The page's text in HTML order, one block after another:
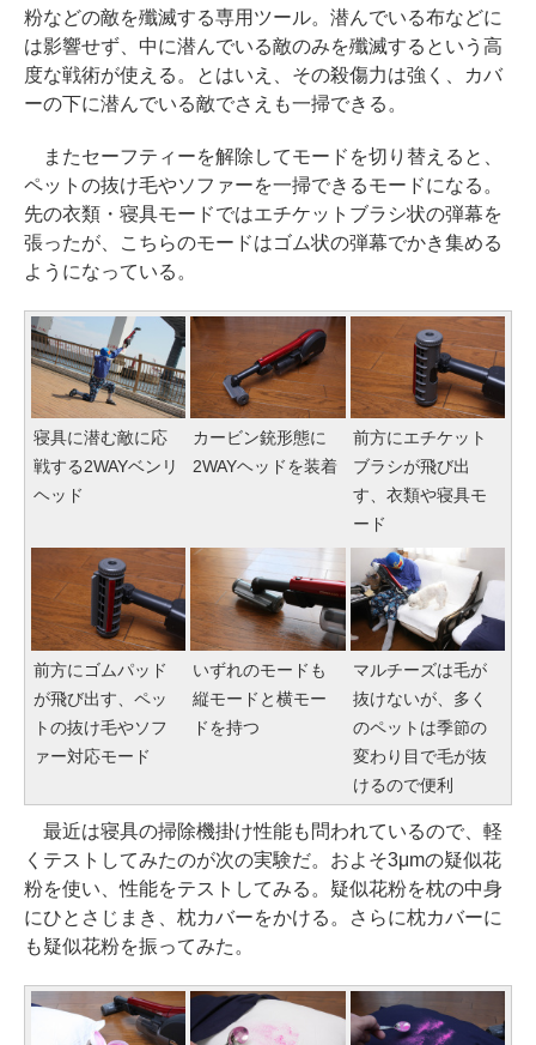
粉などの敵を殲滅する専用ツール。潜んでいる布などに
は影響せず、中に潜んでいる敵のみを殲滅するという高
度な戦術が使える。とはいえ、その殺傷力は強く、カバ
ーの下に潜んでいる敵でさえも一掃できる。
またセーフティーを解除してモードを切り替えると、
ペットの抜け毛やソファーを一掃できるモードになる。
先の衣類・寝具モードではエチケットブラシ状の弾幕を
張ったが、こちらのモードはゴム状の弾幕でかき集める
ようになっている。
寝具に潜む敵に応
戦する2WAYベンリ
ヘッド
カービン銃形態に
2WAYヘッドを装着
前方にエチケット
ブラシが飛び出
す、衣類や寝具モ
ード
前方にゴムパッド
が飛び出す、ペッ
トの抜け毛やソフ
ァー対応モード
いずれのモードも
縦モードと横モー
ドを持つ
マルチーズは毛が
抜けないが、多く
のペットは季節の
変わり目で毛が抜
けるので便利
最近は寝具の掃除機掛け性能も問われているので、軽
くテストしてみたのが次の実験だ。およそ3μmの疑似花
粉を使い、性能をテストしてみる。疑似花粉を枕の中身
にひとさじまき、枕カバーをかける。さらに枕カバーに
も疑似花粉を振ってみた。